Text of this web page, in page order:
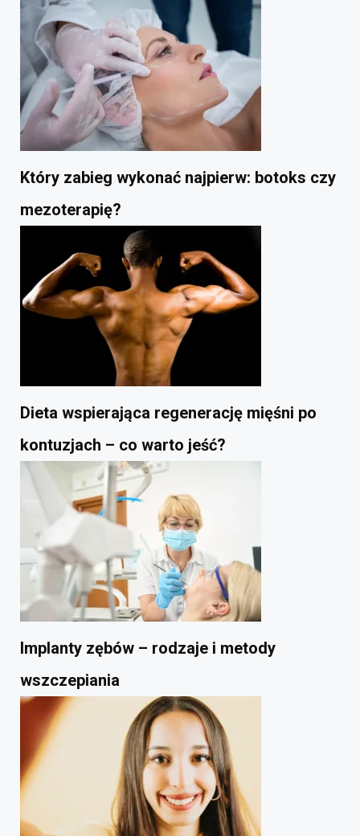
Który zabieg wykonać najpierw: botoks czy
mezoterapię?
Dieta wspierająca regenerację mięśni po
kontuzjach – co warto jeść?
Implanty zębów – rodzaje i metody
wszczepiania